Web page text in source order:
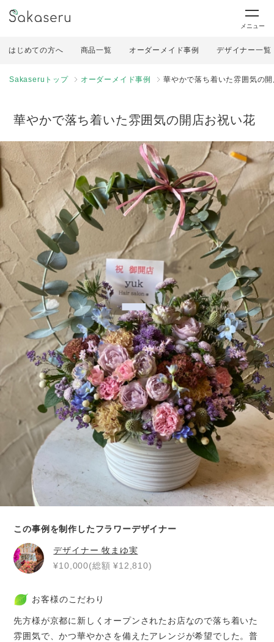
メニュー
はじめての方へ 商品一覧 オーダーメイド事例 デザイナー一覧
Sakaseruトップ オーダーメイド事例 華やかで落ち着いた雰囲気の
華やかで落ち着いた雰囲気の開店お祝い花
この事例を制作したフラワーデザイナー
デザイナー牧まゆ実
¥10,000(総額 ¥12,810)
お客様のこだわり
先方様が京都に新しくオープンされたお店なので落ち着いた
雰囲気で、かつ華やかさを備えたアレンジが希望でした。普